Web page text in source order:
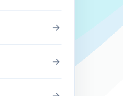
→
→